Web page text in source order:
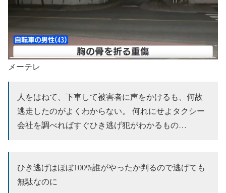
メーテレ
人をはねて、下車して被害者に声をかけるも、何故
逃走したのがよくわからない。 何れにせよタクシー
会社を調べればすぐひき逃げ犯がわかるもの…
ひき逃げはほぼ100%誰がやったか判るので逃げても
無駄なのに